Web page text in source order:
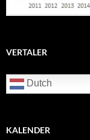
VERTALER
Dutch
KALENDER